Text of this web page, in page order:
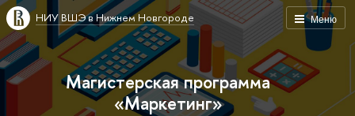
Меню
НИУ ВШЭ в Нижнем Новгороде
Магистерская программа
«Маркетинг»